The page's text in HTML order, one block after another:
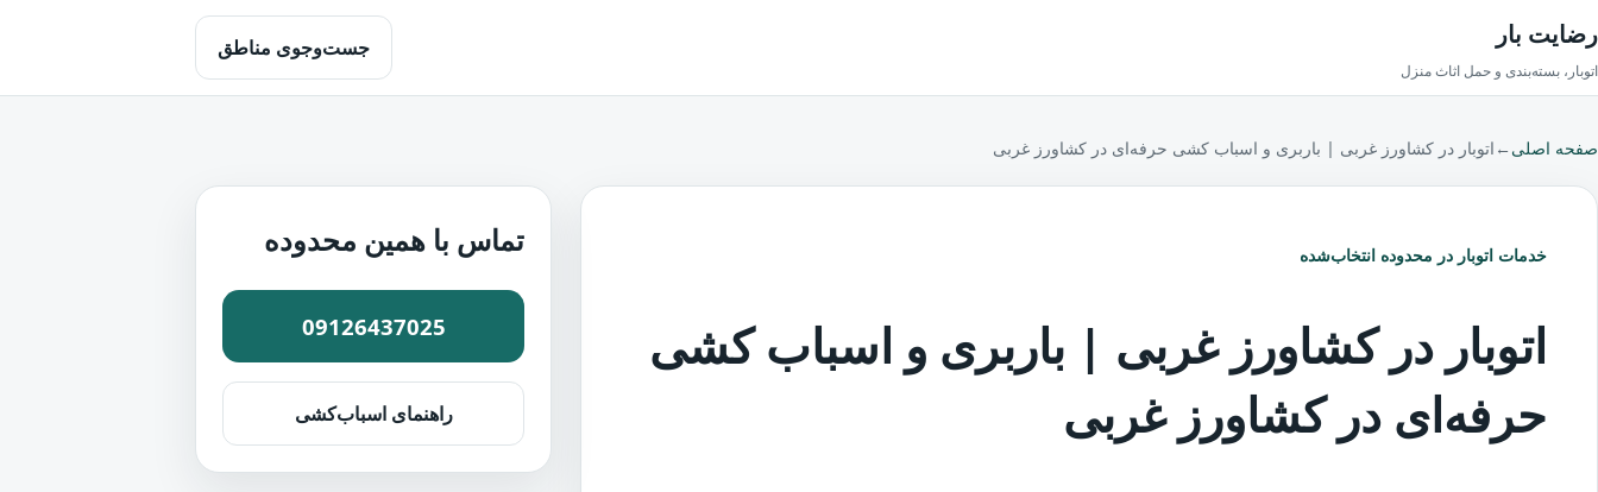
رضایت بار
اتوبار، بسته‌بندی و حمل اثاث منزل
جست‌وجوی مناطق
صفحه اصلی ← اتوبار در کشاورز غربی | باربری و اسباب کشی حرفه‌ای در کشاورز غربی
خدمات اتوبار در محدوده انتخاب‌شده
اتوبار در کشاورز غربی | باربری و اسباب کشی
حرفه‌ای در کشاورز غربی
تماس با همین محدوده
09126437025
راهنمای اسباب‌کشی